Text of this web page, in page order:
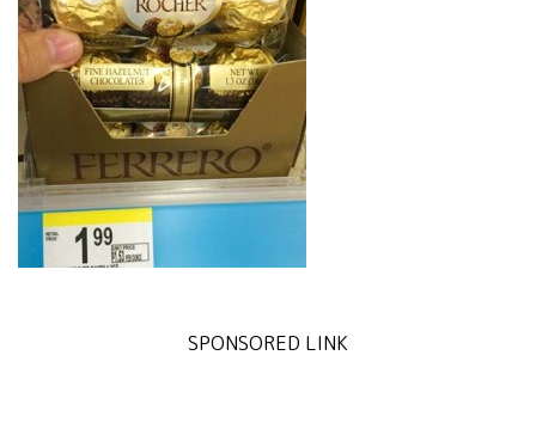
SPONSORED LINK